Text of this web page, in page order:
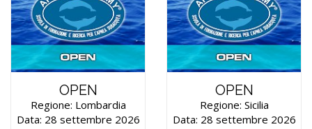
OPEN
Regione: Lombardia
Data: 28 settembre 2026
OPEN
Regione: Sicilia
Data: 28 settembre 2026